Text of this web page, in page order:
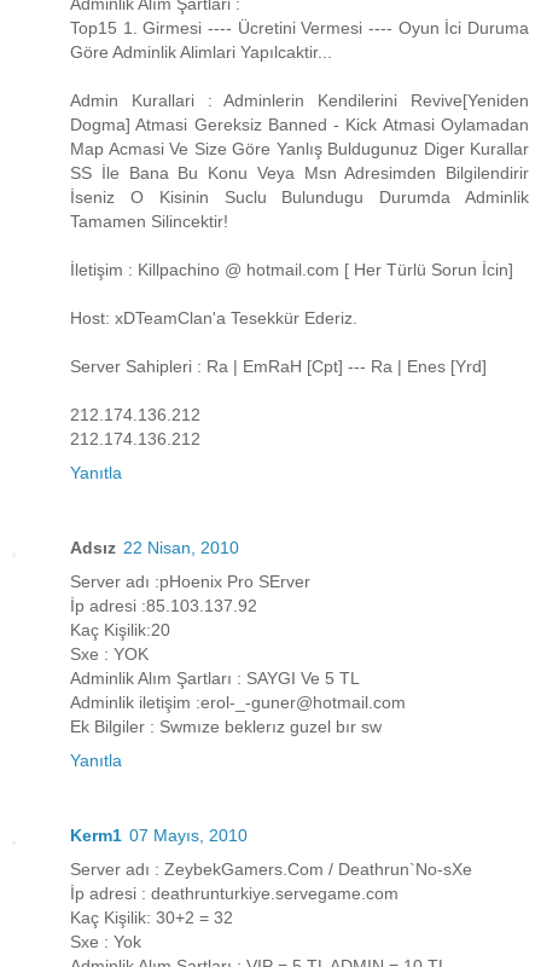
Adminlik Alım Şartlari :
Top15 1. Girmesi ---- Ücretini Vermesi ---- Oyun İci Duruma
Göre Adminlik Alimlari Yapılcaktir...
Admin Kurallari : Adminlerin Kendilerini Revive[Yeniden
Dogma] Atmasi Gereksiz Banned - Kick Atmasi Oylamadan
Map Acmasi Ve Size Göre Yanlış Buldugunuz Diger Kurallar
SS İle Bana Bu Konu Veya Msn Adresimden Bilgilendirir
İseniz O Kisinin Suclu Bulundugu Durumda Adminlik
Tamamen Silincektir!
İletişim : Killpachino @ hotmail.com [ Her Türlü Sorun İcin]
Host: xDTeamClan'a Tesekkür Ederiz.
Server Sahipleri : Ra | EmRaH [Cpt] --- Ra | Enes [Yrd]
212.174.136.212
212.174.136.212
Yanıtla
Adsız 22 Nisan, 2010
Server adı :pHoenix Pro SErver
İp adresi :85.103.137.92
Kaç Kişilik:20
Sxe : YOK
Adminlik Alım Şartları : SAYGI Ve 5 TL
Adminlik iletişim :erol-_-guner@hotmail.com
Ek Bilgiler : Swmıze beklerız guzel bır sw
Yanıtla
Kerm1 07 Mayıs, 2010
Server adı : ZeybekGamers.Com / Deathrun`No-sXe
İp adresi : deathrunturkiye.servegame.com
Kaç Kişilik: 30+2 = 32
Sxe : Yok